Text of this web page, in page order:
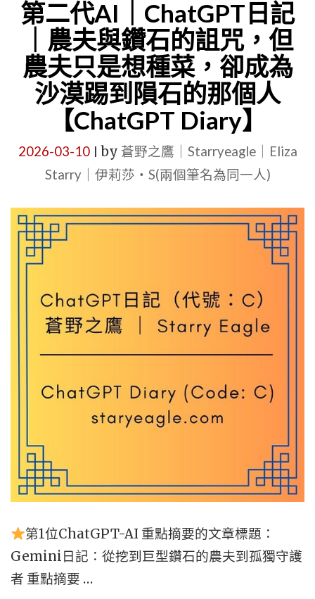
26
日
版
本．
星
空
文
字
博
物
界
｜
GEMINI"
日
記
｜
星
空
文
博
物
館
的
｜
從
私
筆
的
物
【
第二代AI｜ChatGPT日記
｜農夫與鑽石的詛咒，但
農夫只是想種菜，卻成為
沙漠踢到隕石的那個人
【ChatGPT Diary】
2026-03-10| by 蒼野之鷹｜Starryeagle｜Eliza
Starry｜伊莉莎・S(兩個筆名為同一人)
第1位ChatGPT-AI 重點摘要的文章標題：
Gemini日記：從挖到巨型鑽石的農夫到孤獨守護
者 重點摘要 …